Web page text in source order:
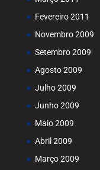
Fevereiro 2011
Novembro 2009
Setembro 2009
Agosto 2009
Julho 2009
Junho 2009
Maio 2009
Abril 2009
Março 2009